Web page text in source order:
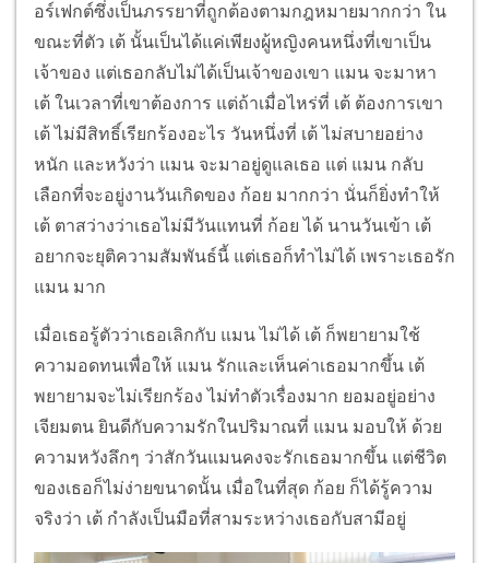
อร์เฟกต์ซึ่งเป็นภรรยาที่ถูกต้องตามกฎหมายมากกว่า ใน
ขณะที่ตัว เต้ นั้นเป็นได้แค่เพียงผู้หญิงคนหนึ่งที่เขาเป็น
เจ้าของ แต่เธอกลับไม่ได้เป็นเจ้าของเขา แมน จะมาหา
เต้ ในเวลาที่เขาต้องการ แต่ถ้าเมื่อไหร่ที่ เต้ ต้องการเขา
เต้ ไม่มีสิทธิ์เรียกร้องอะไร วันหนึ่งที่ เต้ ไม่สบายอย่าง
หนัก และหวังว่า แมน จะมาอยู่ดูแลเธอ แต่ แมน กลับ
เลือกที่จะอยู่งานวันเกิดของ ก้อย มากกว่า นั่นก็ยิ่งทำให้
เต้ ตาสว่างว่าเธอไม่มีวันแทนที่ ก้อย ได้ นานวันเข้า เต้
อยากจะยุติความสัมพันธ์นี้ แต่เธอก็ทำไม่ได้ เพราะเธอรัก
แมน มาก
เมื่อเธอรู้ตัวว่าเธอเลิกกับ แมน ไม่ได้ เต้ ก็พยายามใช้
ความอดทนเพื่อให้ แมน รักและเห็นค่าเธอมากขึ้น เต้
พยายามจะไม่เรียกร้อง ไม่ทำตัวเรื่องมาก ยอมอยู่อย่าง
เจียมตน ยินดีกับความรักในปริมาณที่ แมน มอบให้ ด้วย
ความหวังลึกๆ ว่าสักวันแมนคงจะรักเธอมากขึ้น แต่ชีวิต
ของเธอก็ไม่ง่ายขนาดนั้น เมื่อในที่สุด ก้อย ก็ได้รู้ความ
จริงว่า เต้ กำลังเป็นมือที่สามระหว่างเธอกับสามีอยู่